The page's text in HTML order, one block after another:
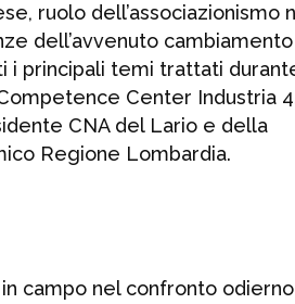
ruolo dell’associazionismo
dell’avvenuto cambiamento
i principali temi trattati
Center Industria
CNA del Lario e della
Regione Lombardia.
campo nel confronto